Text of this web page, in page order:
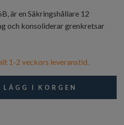
är en Säkringshållare 12
och konsoliderar grenkretsar
1-2 veckors leveranstid.
LÄGG I KORGEN